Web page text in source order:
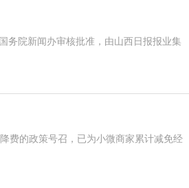
务院新闻办审核批准，由山西日报报业集
费的政策号召，已为小微商家累计减免经